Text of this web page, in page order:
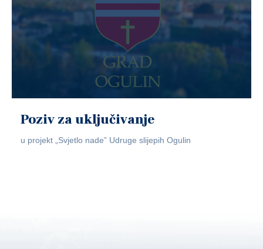
Poziv za uključivanje
u projekt „Svjetlo nade” Udruge slijepih Ogulin